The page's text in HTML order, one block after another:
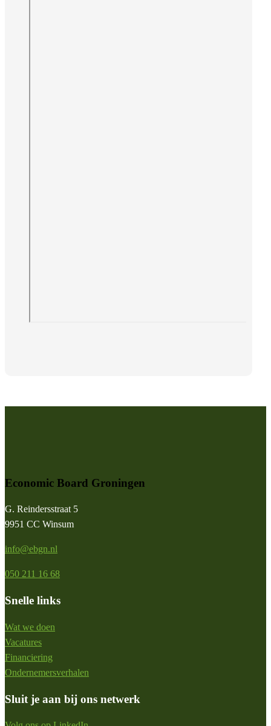
Economic Board Groningen
G. Reindersstraat 5
9951 CC Winsum
info@ebgn.nl
050 211 16 68
Snelle links
Wat we doen
Vacatures
Financiering
Ondernemersverhalen
Sluit je aan bij ons netwerk